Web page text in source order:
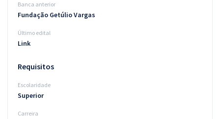
Atendimento
Banca anterior
Fundação Getúlio Vargas
Último edital
Link
Requisitos
Escolaridade
Superior
Carreira